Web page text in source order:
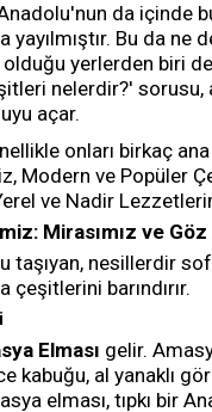
da içinde
Bu da ne
yerlerden biri
nelerdir?' sorusu,
açar.
onları birkaç
Modern ve Popüler
ve Nadir
Mirasımız ve Göz
taşıyan, nesillerdir
çeşitlerini barındırır.
Elması gelir.
kabuğu, al yanaklı
elması, tıpkı bir